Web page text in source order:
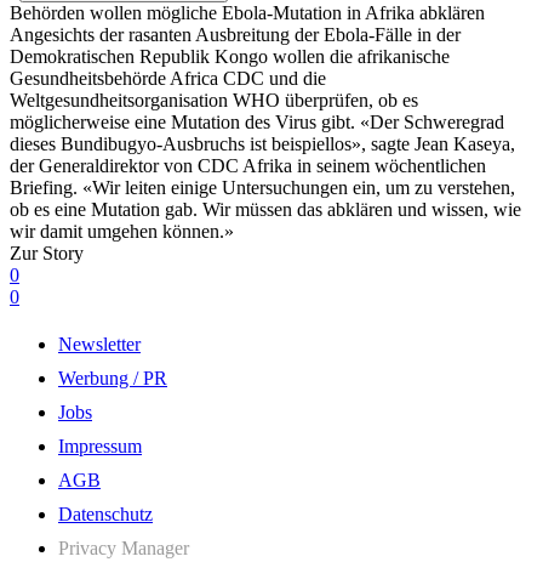
Behörden wollen mögliche Ebola-Mutation in Afrika abklären
Angesichts der rasanten Ausbreitung der Ebola-Fälle in der
Demokratischen Republik Kongo wollen die afrikanische
Gesundheitsbehörde Africa CDC und die
Weltgesundheitsorganisation WHO überprüfen, ob es
möglicherweise eine Mutation des Virus gibt. «Der Schweregrad
dieses Bundibugyo-Ausbruchs ist beispiellos», sagte Jean Kaseya,
der Generaldirektor von CDC Afrika in seinem wöchentlichen
Briefing. «Wir leiten einige Untersuchungen ein, um zu verstehen,
ob es eine Mutation gab. Wir müssen das abklären und wissen, wie
wir damit umgehen können.»
Zur Story
0
0
Newsletter
Werbung / PR
Jobs
Impressum
AGB
Datenschutz
Privacy Manager